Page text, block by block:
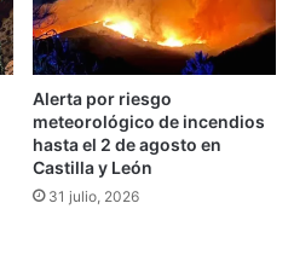
Alerta por riesgo
meteorológico de incendios
hasta el 2 de agosto en
Castilla y León
31 julio, 2026